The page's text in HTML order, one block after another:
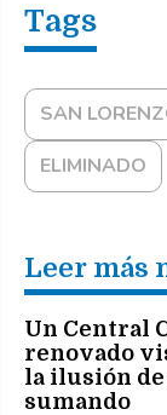
SAN
ELIMINADO
Leer más
Un Central
renovado
la ilusión
sumando